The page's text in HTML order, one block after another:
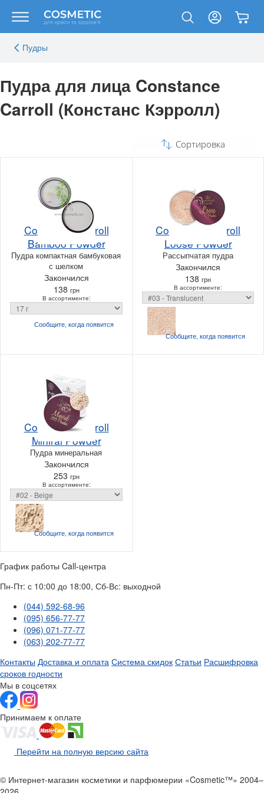
Пудры
Пудра для лица Constance
Carroll (Констанс Кэрролл)
Сортировка
Constance Carroll
Bamboo Powder
Пудра компактная бамбуковая
с шелком
Закончился
138 грн
В ассортименте:
Сообщите, когдапоявится
Constance Carroll
Loose Powder
Рассыпчатая пудра
Закончился
138 грн
В ассортименте:
Сообщите, когдапоявится
Constance Carroll
Miniral Powder
Пудра минеральная
Закончился
253 грн
В ассортименте:
Сообщите, когдапоявится
График работы Call-центра
Пн-Пт: с 10:00 до 18:00, Сб-Вс: выходной
(044) 592-68-96
(095) 656-77-77
(096) 071-77-77
(063) 202-77-77
Контакты Доставка и оплата Система скидок Статьи Расшифровка
сроков годности
Мы в соцсетях
Принимаем к оплате
Перейти на полную версию сайта
© Интернет-магазин косметики и парфюмерии «Cosmetic™» 2004–